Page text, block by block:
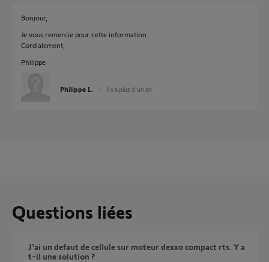
Bonjour,
Je vous remercie pour cette information.
Cordialement,
Philippe
Philippe L. il y a plus d'un an
Questions liées
J'ai un defaut de cellule sur moteur dexxo compact rts. Y a
t-il une solution ?